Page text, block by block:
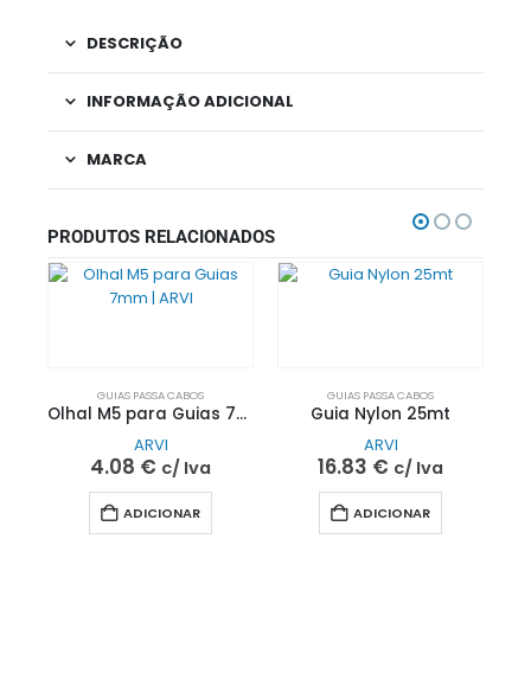
DESCRIÇÃO
INFORMAÇÃO ADICIONAL
MARCA
PRODUTOS RELACIONADOS
GUIAS PASSA CABOS
Olhal M5 para Guias 7mm | ARVI
ARVI
4.08 € c/ Iva
ADICIONAR
GUIAS PASSA CABOS
Guia Nylon 25mt
ARVI
16.83 € c/ Iva
ADICIONAR